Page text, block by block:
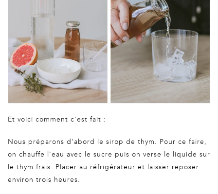
Et voici comment c'est fait :
Nous préparons d'abord le sirop de thym. Pour ce faire,
on chauffe l'eau avec le sucre puis on verse le liquide sur
le thym frais. Placer au réfrigérateur et laisser reposer
environ trois heures.